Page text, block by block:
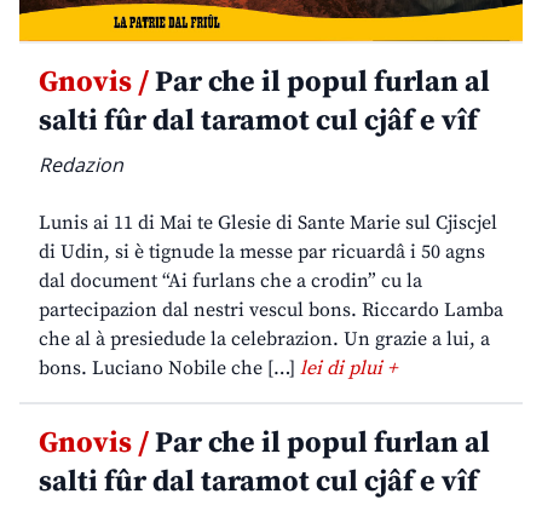
Gnovis /Par che il popul furlan al
salti fûr dal taramot cul cjâf e vîf
Redazion
Lunis ai 11 di Mai te Glesie di Sante Marie sul Cjiscjel
di Udin, si è tignude la messe par ricuardâ i 50 agns
dal document “Ai furlans che a crodin” cu la
partecipazion dal nestri vescul bons. Riccardo Lamba
che al à presiedude la celebrazion. Un grazie a lui, a
bons. Luciano Nobile che […] lei di plui +
Gnovis /Par che il popul furlan al
salti fûr dal taramot cul cjâf e vîf